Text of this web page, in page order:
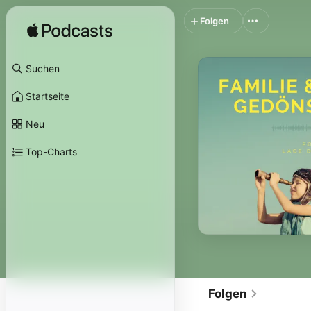
Suchen
Startseite
Neu
Top-Charts
Folgen
Folgen